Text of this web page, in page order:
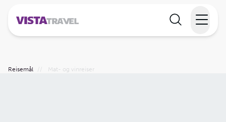
Reisemål // Mat- og vinreiser